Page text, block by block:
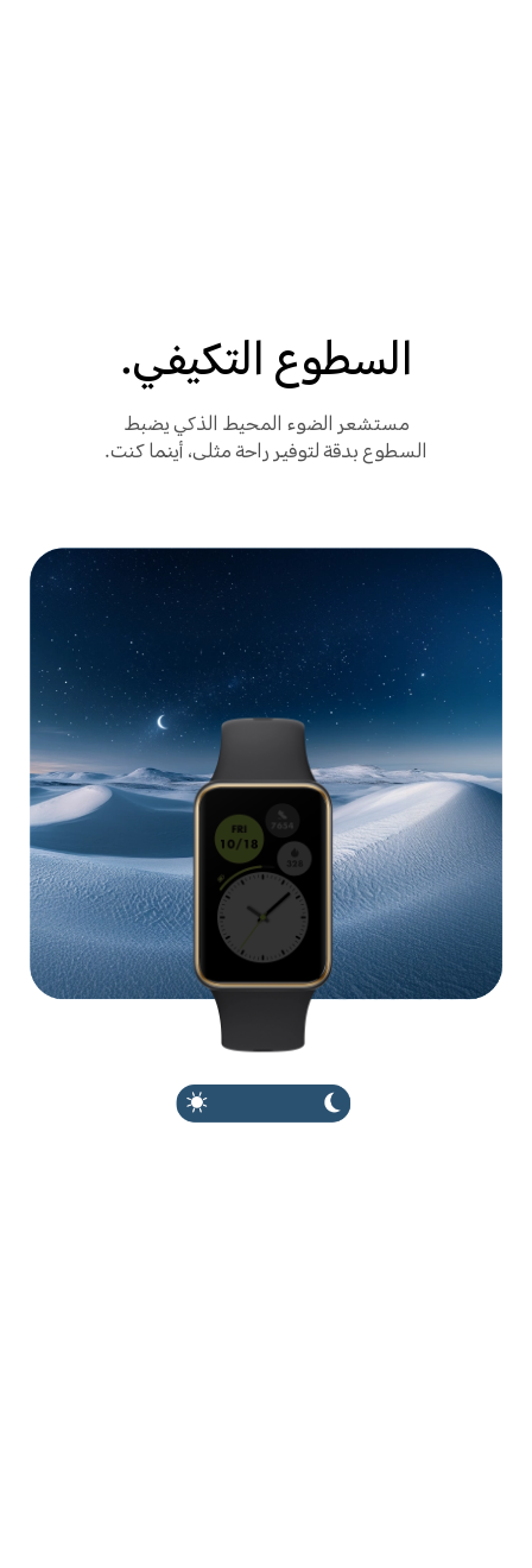
السطوع التكيفي.
مستشعر الضوء المحيط الذكي يضبط
السطوع بدقة لتوفير راحة مثلى، أينما كنت.